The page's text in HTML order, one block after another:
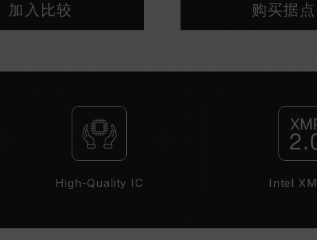
由使用者手动启用，部分主板可能无法达到标示频率，最终
如启用 XMP 2.0 设定）属于非 JEDEC 标准规范，可能影响
统不稳定，请回复 BIOS 默认值。
标示频率为最高可达频率，并非所有系统都能达成。
主板与处理器支持对应的超频技术（XMP 2.0），否则内存
内存模块皆在正常电压情况下进行验证，若有处理器或主板故
加入比较 购买据点
High-Quality IC Intel